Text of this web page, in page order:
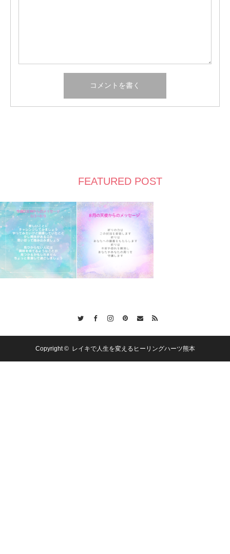
FEATURED POST
Copyright © レイキで人生を変えるヒーリングハーツ熊本